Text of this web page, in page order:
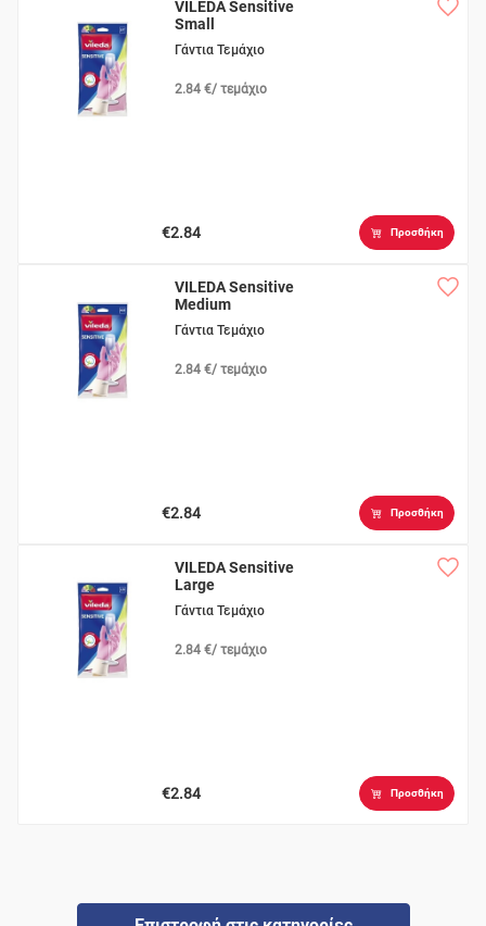
VILEDA Sensitive
Small
Γάντια Τεμάχιο
2.84 €/ τεμάχιο
€2.84 Προσθήκη
VILEDA Sensitive
Medium
Γάντια Τεμάχιο
2.84 €/ τεμάχιο
€2.84 Προσθήκη
VILEDA Sensitive
Large
Γάντια Τεμάχιο
2.84 €/ τεμάχιο
€2.84 Προσθήκη